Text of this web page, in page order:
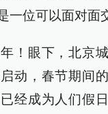
一位可以面对面
！眼下，北京
动，春节期间
经成为人们假